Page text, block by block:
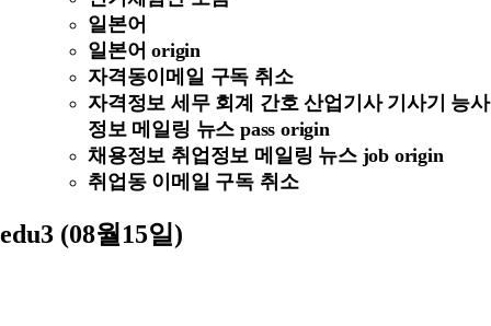
일본어
일본어 origin
자격동이메일 구독 취소
자격정보 세무 회계 간호 산업기사 기사기 능사
정보 메일링 뉴스 pass origin
채용정보 취업정보 메일링 뉴스 job origin
취업동 이메일 구독 취소
edu3 (08월15일)